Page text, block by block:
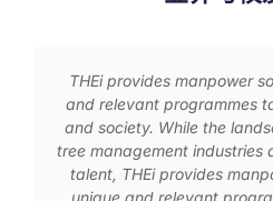
THEi BSc (Hons) in
to the needs of
developers, consultancy
studio projects are
practice and the Work-